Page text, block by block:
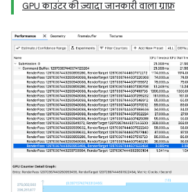
GPU काउंटर की ज़्यादा जानकारी वाला ग्राफ़